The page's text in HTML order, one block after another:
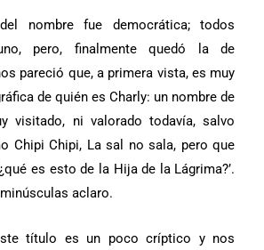
nombre fue democrática; todos
pero, finalmente quedó la de
pareció que, a primera vista, es muy
de quién es Charly: un nombre de
visitado, ni valorado todavía, salvo
Chipi Chipi, La sal no sala, pero que
es esto de la Hija de la Lágrima?’.
aclaro.
título es un poco críptico y nos